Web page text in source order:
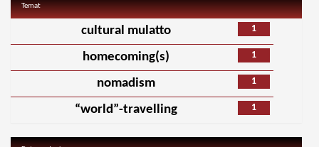
Temat
1
cultural mulatto
1
homecoming(s)
1
nomadism
1
“world”-travelling